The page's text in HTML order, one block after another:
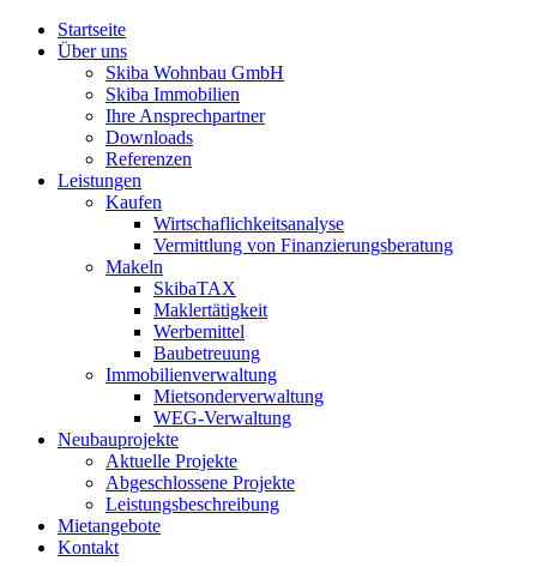
Startseite
Über uns
Skiba Wohnbau GmbH
Skiba Immobilien
Ihre Ansprechpartner
Downloads
Referenzen
Leistungen
Kaufen
Wirtschaflichkeitsanalyse
Vermittlung von Finanzierungsberatung
Makeln
SkibaTAX
Maklertätigkeit
Werbemittel
Baubetreuung
Immobilienverwaltung
Mietsonderverwaltung
WEG-Verwaltung
Neubauprojekte
Aktuelle Projekte
Abgeschlossene Projekte
Leistungsbeschreibung
Mietangebote
Kontakt